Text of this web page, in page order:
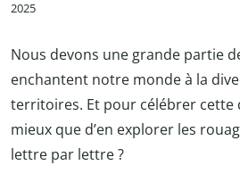
2025
Nous devons une grande partie
enchantent notre monde à la
territoires. Et pour célébrer cette
mieux que d’en explorer les
lettre par lettre ?